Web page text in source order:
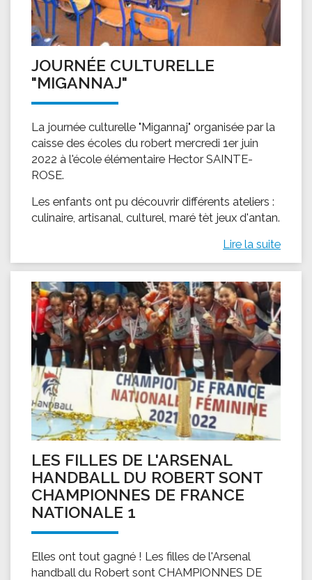
JOURNÉE CULTURELLE
"MIGANNAJ"
La journée culturelle "Migannaj" organisée par la
caisse des écoles du robert mercredi 1er juin
2022 à l'école élémentaire Hector SAINTE-
ROSE.
Les enfants ont pu découvrir différents ateliers :
culinaire, artisanal, culturel, maré tèt jeux d'antan.
Lire la suite
LES FILLES DE L'ARSENAL
HANDBALL DU ROBERT SONT
CHAMPIONNES DE FRANCE
NATIONALE 1
Elles ont tout gagné ! Les filles de l'Arsenal
handball du Robert sont CHAMPIONNES DE